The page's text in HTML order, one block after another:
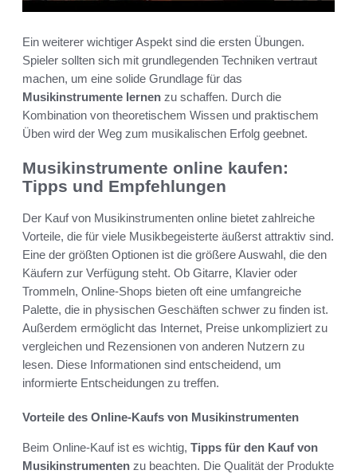
Ein weiterer wichtiger Aspekt sind die ersten Übungen.
Spieler sollten sich mit grundlegenden Techniken vertraut
machen, um eine solide Grundlage für das
Musikinstrumente lernen zu schaffen. Durch die
Kombination von theoretischem Wissen und praktischem
Üben wird der Weg zum musikalischen Erfolg geebnet.
Musikinstrumente online kaufen:
Tipps und Empfehlungen
Der Kauf von Musikinstrumenten online bietet zahlreiche
Vorteile, die für viele Musikbegeisterte äußerst attraktiv sind.
Eine der größten Optionen ist die größere Auswahl, die den
Käufern zur Verfügung steht. Ob Gitarre, Klavier oder
Trommeln, Online-Shops bieten oft eine umfangreiche
Palette, die in physischen Geschäften schwer zu finden ist.
Außerdem ermöglicht das Internet, Preise unkompliziert zu
vergleichen und Rezensionen von anderen Nutzern zu
lesen. Diese Informationen sind entscheidend, um
informierte Entscheidungen zu treffen.
Vorteile des Online-Kaufs von Musikinstrumenten
Beim Online-Kauf ist es wichtig, Tipps für den Kauf von
Musikinstrumenten zu beachten. Die Qualität der Produkte